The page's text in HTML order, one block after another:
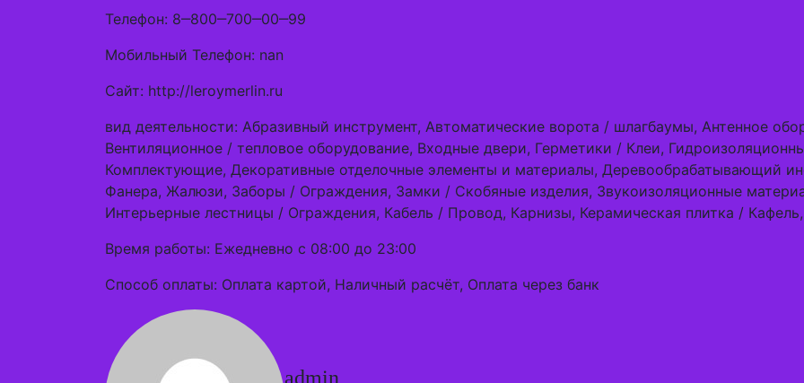
Телефон: 8‒800‒700‒00‒99
Мобильный Телефон: nan
Сайт: http://leroymerlin.ru
вид деятельности: Абразивный инструмент, Автоматические ворота / шлагбаумы, Антенное
Вентиляционное / тепловое оборудование, Входные двери, Герметики / Клеи,
Комплектующие, Декоративные отделочные элементы и материалы, Деревообрабатывающий
Фанера, Жалюзи, Заборы / Ограждения, Замки / Скобяные изделия, Звукоизоляционные
Интерьерные лестницы / Ограждения, Кабель / Провод, Карнизы, Керамическая плитка /
Время работы: Ежедневно с 08:00 до 23:00
Способ оплаты: Оплата картой, Наличный расчёт, Оплата через банк
admin